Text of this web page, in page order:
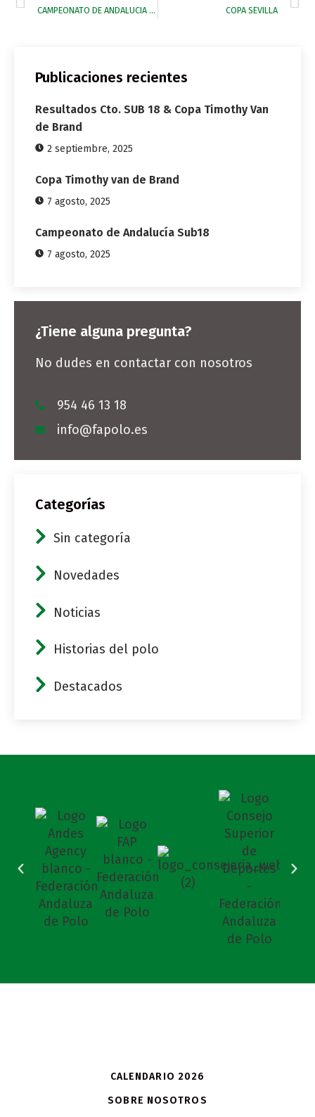
CAMPEONATO DE ANDALUCIA PLAYA COPA SEVILLA
Publicaciones recientes
Resultados Cto. SUB 18 & Copa Timothy Van
de Brand
2 septiembre, 2025
Copa Timothy van de Brand
7 agosto, 2025
Campeonato de Andalucía Sub18
7 agosto, 2025
¿Tiene alguna pregunta?
No dudes en contactar con nosotros
954 46 13 18
info@fapolo.es
Categorías
Sin categoría
Novedades
Noticias
Historias del polo
Destacados
CALENDARIO 2026
SOBRE NOSOTROS